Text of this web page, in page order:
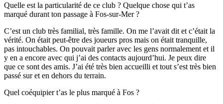
Quelle est la particularité de ce club ? Quelque chose qui t’as
marqué durant ton passage à Fos-sur-Mer ?
C’est un club très familial, très famille. On me l’avait dit et c’était la
vérité. On était peut-être des joueurs pros mais on était tranquille,
pas intouchables. On pouvait parler avec les gens normalement et il
y en a encore avec qui j’ai des contacts aujourd’hui. Je peux dire
que ce sont des amis. J’ai été très bien accueilli et tout s’est très bien
passé sur et en dehors du terrain.
Quel coéquipier t’as le plus marqué à Fos ?